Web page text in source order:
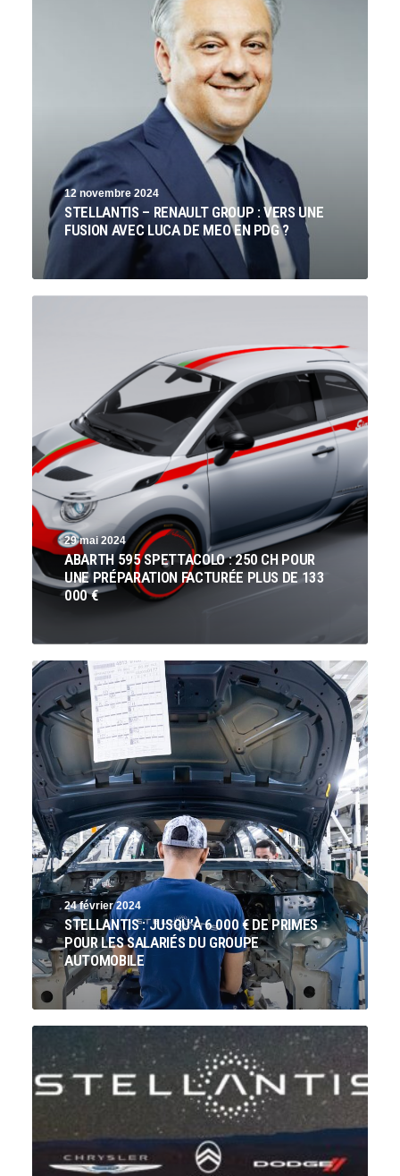
12 novembre 2024
STELLANTIS – RENAULT GROUP : VERS UNE
FUSION AVEC LUCA DE MEO EN PDG ?
29 mai 2024
ABARTH 595 SPETTACOLO : 250 CH POUR
UNE PRÉPARATION FACTURÉE PLUS DE 133
000 €
24 février 2024
STELLANTIS : JUSQU’À 6 000 € DE PRIMES
POUR LES SALARIÉS DU GROUPE
AUTOMOBILE